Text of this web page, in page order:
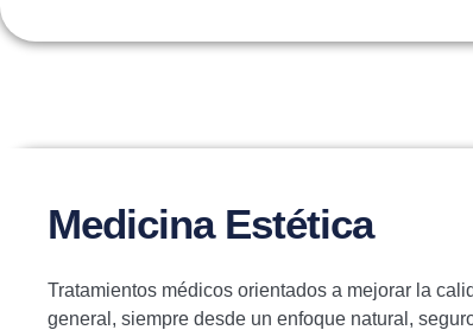
Medicina Estética
Tratamientos médicos orientados a mejorar la
general, siempre desde un enfoque natural,